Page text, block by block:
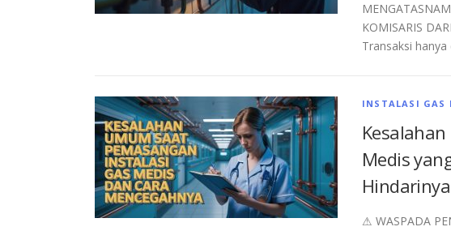
KOMISARIS
Transaksi
INSTALASI GAS
Medis
Hindarinya
⚠︎ WASPADA